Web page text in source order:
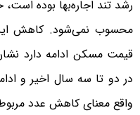
رشد تند اجاره‌‌‌‌بها بوده است،
محسوب نمی‌شود. کاهش
قیمت مسکن ادامه دارد
در دو تا سه سال اخیر و
واقع معنای کاهش عدد